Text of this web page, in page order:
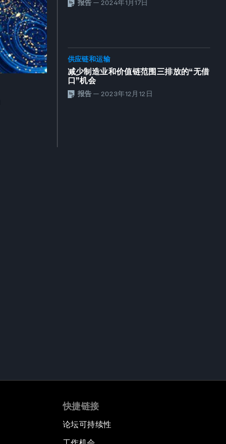
报告 — 2024年1月17日
供应链和运输
减少制造业和价值链范围三排放的“无借
口”机会
报告 — 2023年12月12日
快捷链接
论坛可持续性